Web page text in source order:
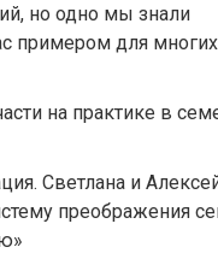
но одно мы знали
примером для многих
на практике в
Светлана и
преображения